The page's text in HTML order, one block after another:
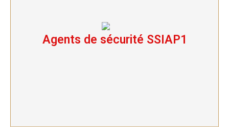
Agents de sécurité SSIAP1
Agents de sécurité SSIAP1